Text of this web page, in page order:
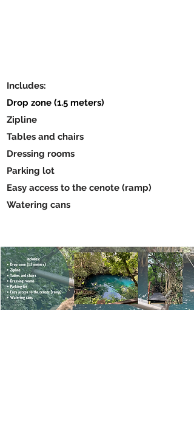
Includes:
Drop zone (1.5 meters)
Zipline
Tables and chairs
Dressing rooms
Parking lot
Easy access to the cenote (ramp)
Watering cans